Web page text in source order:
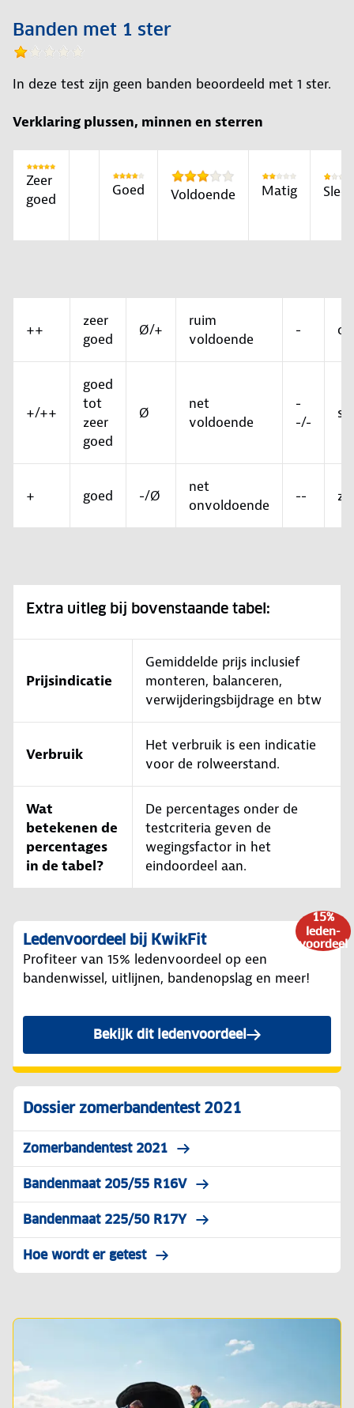
Banden met 1 ster
In deze test zijn geen banden beoordeeld met 1 ster.
Verklaring plussen, minnen en sterren
Zeer
goed
Goed Voldoende Matig
++
zeer
goed
Ø/+
ruim
voldoende
-
+/++
goed
tot
zeer
goed
Ø
net
voldoende
-
-/-
+ goed -/Ø
net
onvoldoende
--
Extra uitleg bij bovenstaande tabel:
Prijsindicatie
Gemiddelde prijs inclusief
monteren, balanceren,
verwijderingsbijdrage en btw
Verbruik
Het verbruik is een indicatie
voor de rolweerstand.
Wat
betekenen de
percentages
in de tabel?
De percentages onder de
testcriteria geven de
wegingsfactor in het
eindoordeel aan.
15%
leden-
voordeel
Ledenvoordeel bij KwikFit
Profiteer van 15% ledenvoordeel op een
bandenwissel, uitlijnen, bandenopslag en meer!
Bekijk dit ledenvoordeel
Dossier zomerbandentest 2021
Zomerbandentest 2021
Bandenmaat 205/55 R16V
Bandenmaat 225/50 R17Y
Hoe wordt er getest